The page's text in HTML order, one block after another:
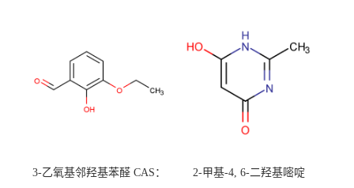
3-乙氧基邻羟基苯醛 CAS：
2-甲基-4, 6-二羟基嘧啶